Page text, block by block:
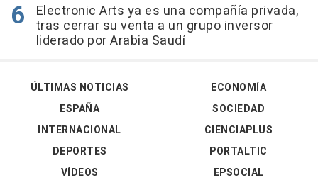
Electronic Arts ya es una compañía privada,
tras cerrar su venta a un grupo inversor
liderado por Arabia Saudí
ÚLTIMAS NOTICIAS
ESPAÑA
INTERNACIONAL
DEPORTES
VÍDEOS
ECONOMÍA
SOCIEDAD
CIENCIAPLUS
PORTALTIC
EPSOCIAL